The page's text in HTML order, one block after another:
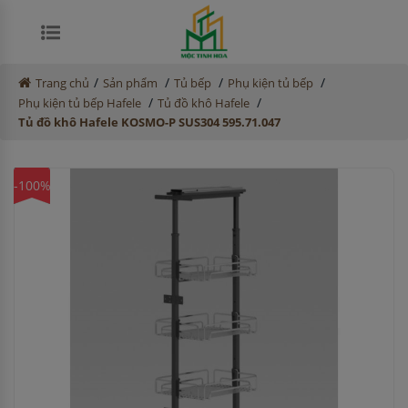
Trang chủ / Sản phẩm / Tủ bếp / Phụ kiện tủ bếp /
Phụ kiện tủ bếp Hafele / Tủ đồ khô Hafele /
Tủ đồ khô Hafele KOSMO-P SUS304 595.71.047
-100%